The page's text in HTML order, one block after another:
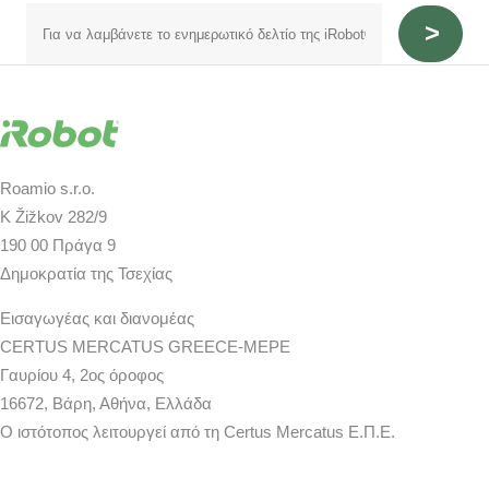
Roamio s.r.o.
K Žižkov 282/9
190 00 Πράγα 9
Δημοκρατία της Τσεχίας
Εισαγωγέας και διανομέας
CERTUS MERCATUS GREECE-MEPE
Γαυρίου 4, 2ος όροφος
16672, Βάρη, Αθήνα, Ελλάδα
Ο ιστότοπος λειτουργεί από τη Certus Mercatus Ε.Π.Ε.